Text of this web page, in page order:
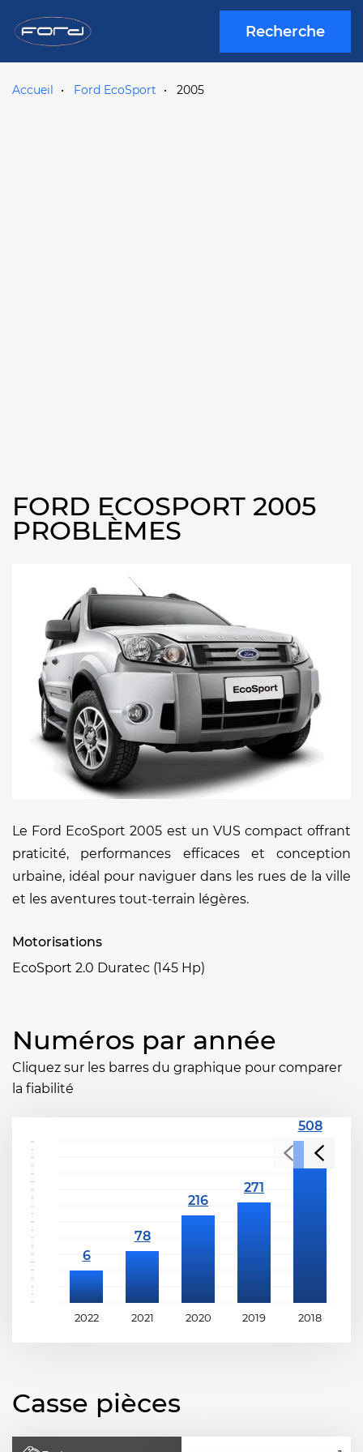
Recherche
Accueil Ford EcoSport 2005
FORD ECOSPORT 2005
PROBLÈMES
Le Ford EcoSport 2005 est un VUS compact offrant
praticité, performances efficaces et conception
urbaine, idéal pour naviguer dans les rues de la ville
et les aventures tout-terrain légères.
Motorisations
EcoSport 2.0 Duratec (145 Hp)
Numéros par année
Cliquez sur les barres du graphique pour comparer
la fiabilité
2022 2021 2020 2019 2018
Casse pièces